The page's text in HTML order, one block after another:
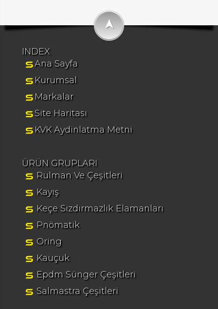
➤
INDEX
Ana Sayfa
Kurumsal
Markalar
Site Haritası
KVK Aydinlatma Metni
ÜRÜN GRUPLARI
Rulman Ve Çeşitleri
Kayış
Keçe Sızdırmazlık Elamanları
Pnömatik
Oring
Kauçuk
Epdm Sünger Çeşitleri
Salmastra Çeşitleri